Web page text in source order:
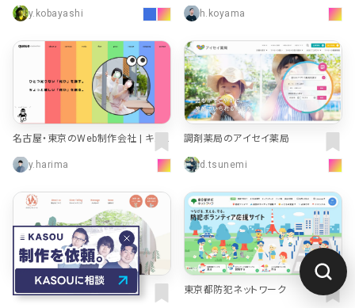
このサイトをデザインした
ニシナ ナオミ に
制作を依頼する
y.kobayashi h.koyama
名古屋・東京のWeb制作会社 | キュ
ーコーポレーション株式会社（queue
corporation）
y.harima
調剤薬局のアイセイ薬局
d.tsunemi
おはなしオルゴール 東京都防犯ネットワーク